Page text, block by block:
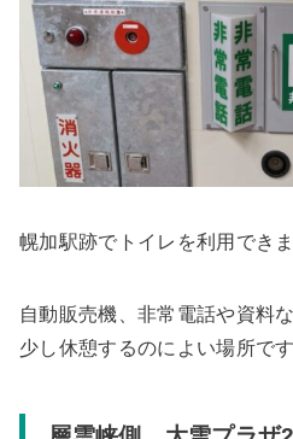
幌加駅跡でトイレを利用できま
自動販売機、非常電話や資料
少し休憩するのによい場所です